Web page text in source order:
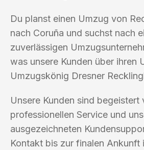
Du planst einen Umzug von
nach Coruña und suchst nach
zuverlässigen
was unsere Kunden über ihren
Umzugskönig Dresner
Unsere Kunden sind begeistert
professionellen Service und
ausgezeichneten
Kontakt bis zur finalen Ankunft